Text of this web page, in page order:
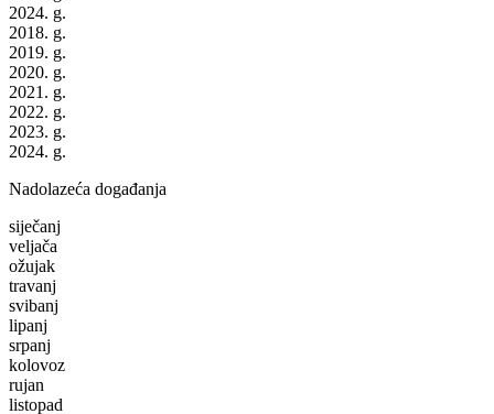
2024. g.
2018. g.
2019. g.
2020. g.
2021. g.
2022. g.
2023. g.
2024. g.
Nadolazeća događanja
siječanj
veljača
ožujak
travanj
svibanj
lipanj
srpanj
kolovoz
rujan
listopad